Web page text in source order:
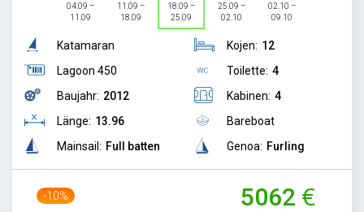
04.09 –
11.09
11.09 –
18.09
18.09 –
25.09
25.09 –
02.10
02.10 –
09.10
Katamaran
Lagoon 450
Baujahr: 2012
Länge: 13.96
Mainsail: Full batten
Kojen: 12
Toilette: 4
Kabinen: 4
Bareboat
Genoa: Furling
-10% 5062